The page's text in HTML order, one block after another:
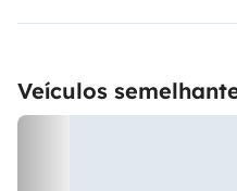
Veículos